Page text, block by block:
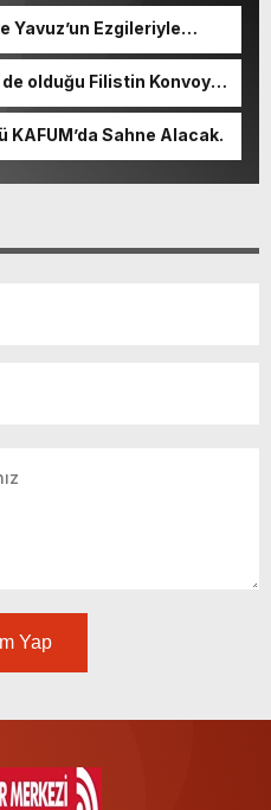
Yavuz’un Ezgileriyle
olduğu Filistin Konvoyu,
Sahne Alacak.
Yap